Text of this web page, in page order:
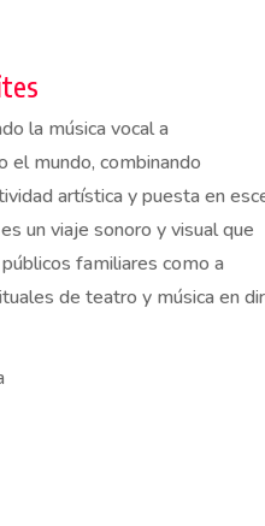
la música vocal a
el mundo, combinando
artística y puesta en
un viaje sonoro y visual que
familiares como a
de teatro y música en